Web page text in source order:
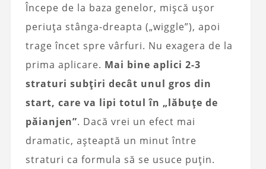
Începe de la baza genelor, mișcă ușor
periuța stânga-dreapta („wiggle”), apoi
trage încet spre vârfuri. Nu exagera de la
prima aplicare. Mai bine aplici 2-3
straturi subțiri decât unul gros din
start, care va lipi totul în „lăbuțe de
păianjen”. Dacă vrei un efect mai
dramatic, așteaptă un minut între
straturi ca formula să se usuce puțin.